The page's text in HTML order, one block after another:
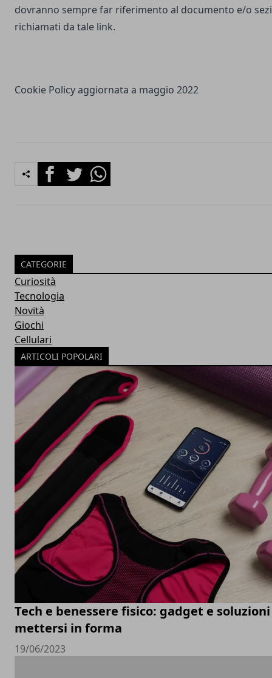
dovranno sempre far riferimento al documento e/o
richiamati da tale link.
Cookie Policy aggiornata a maggio 2022
FacebookTwitterWhatsapp
CATEGORIE
Curiosità
Tecnologia
Novità
Giochi
Cellulari
ARTICOLI POPOLARI
Tech e benessere fisico: gadget e
mettersi in forma
19/06/2023